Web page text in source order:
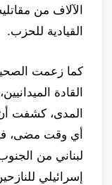
الآلاف من
القيادية للحزب.
كما زعمت
القادة
المدى، كشفت
أي وقت مضى،
لبناني من
إسرائيلي